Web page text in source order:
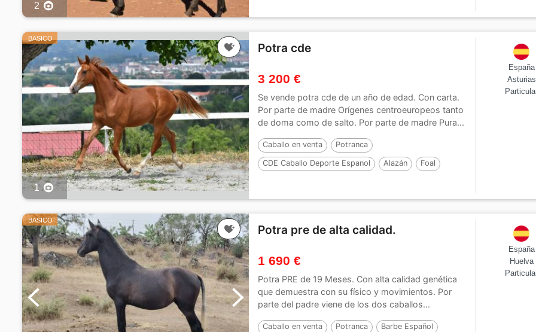
2
BASICO
1
Potra cde
3 200 €
Se vende potra cde de un año de edad. Con carta.
Por parte de madre Orígenes centroeuropeos tanto
de doma como de salto. Por parte de madre Pura...
Caballo en venta Potranca
CDE Caballo Deporte Espanol Alazán Foal
España
Asturias
BASICO
Potra pre de alta calidad.
1 690 €
Potra PRE de 19 Meses. Con alta calidad genética
que demuestra con su físico y movimientos. Por
parte del padre viene de los dos caballos...
Caballo en venta Potranca Barbe Español
España
Huelva